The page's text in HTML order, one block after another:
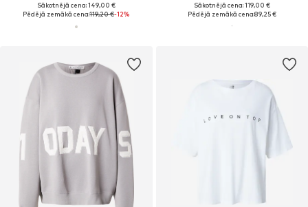
Sākotnējā cena: 149,00 €
Pēdējā zemākā cena:119,20 €-12%
Sākotnējā cena: 119,00 €
Pēdējā zemākā cena:89,25 €